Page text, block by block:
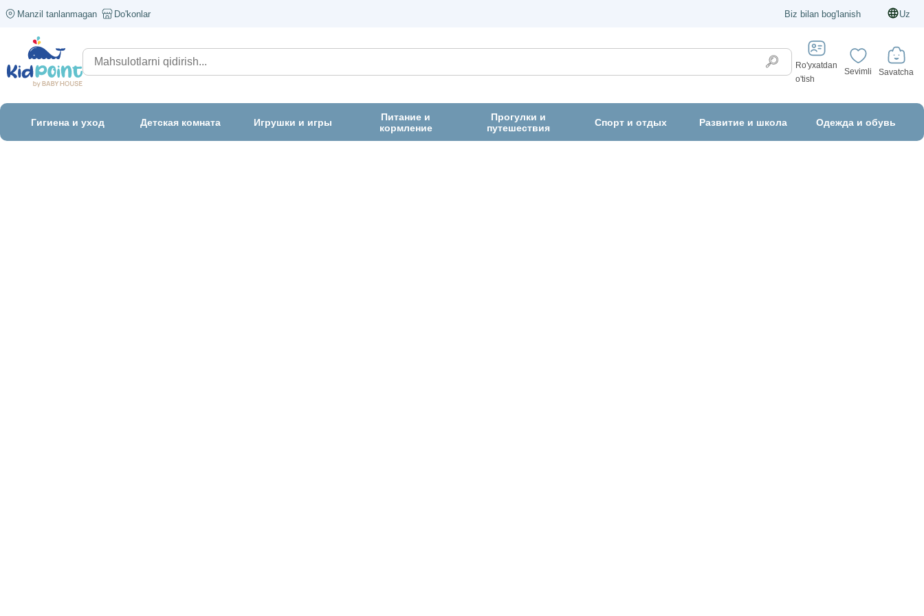
Manzil tanlanmagan Do'konlar Biz bilan bog'lanish Uz
Ro'yxatdan
o'tish
Sevimli Savatcha
Гигиена и уход Детская комната Игрушки и игры
Питание и
кормление
Прогулки и
путешествия
Спорт и отдых Развитие и школа Одежда и обувь